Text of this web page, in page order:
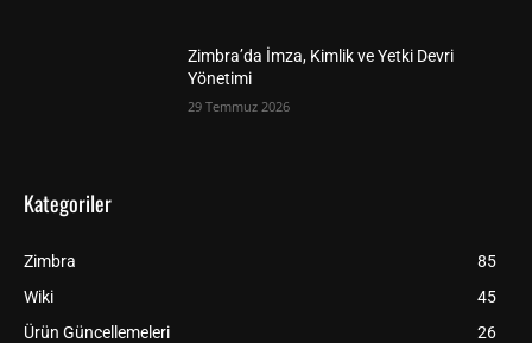
Zimbra’da İmza, Kimlik ve Yetki Devri
Yönetimi
29 Temmuz 2026
Kategoriler
Zimbra
85
Wiki
45
Ürün Güncellemeleri
26